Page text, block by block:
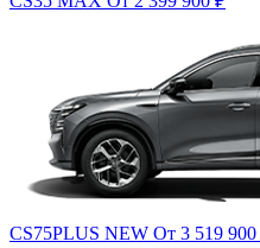
CS75PLUS NEW От 3 519 900